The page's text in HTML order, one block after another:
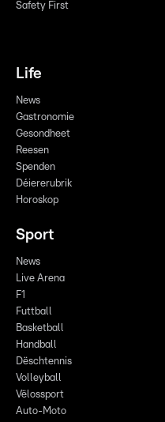
Safety First
Life
News
Gastronomie
Gesondheet
Reesen
Spenden
Déiererubrik
Horoskop
Sport
News
Live Arena
F1
Futtball
Basketball
Handball
Dëschtennis
Volleyball
Vëlossport
Auto-Moto